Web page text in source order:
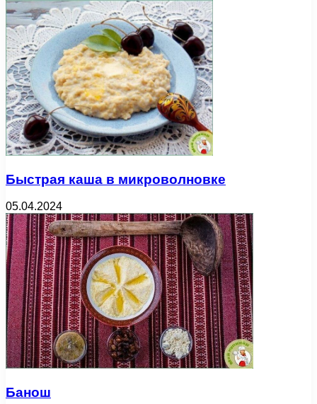
Быстрая каша в микроволновке
05.04.2024
Банош